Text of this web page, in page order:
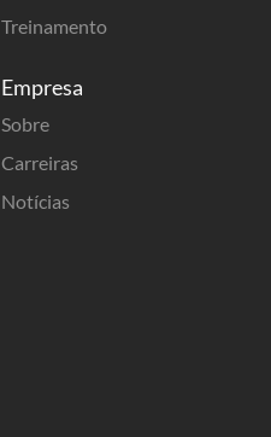
Treinamento
Empresa
Sobre
Carreiras
Notícias